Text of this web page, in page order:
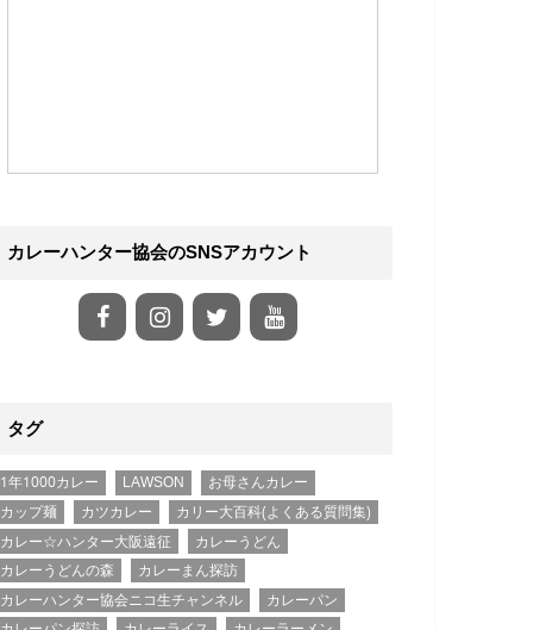
カレーハンター協会のSNSアカウント
タグ
1年1000カレー LAWSON
お母さんカレー
カップ麺
カツカレー
カリー大百科(よくある質問集)
カレー☆ハンター大阪遠征
カレーうどん
カレーうどんの森
カレーまん探訪
カレーハンター協会ニコ生チャンネル
カレーパン